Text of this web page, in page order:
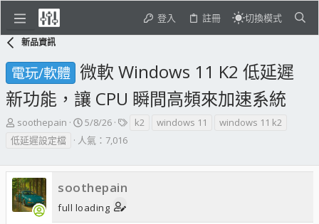
登入 註冊 切換模式
新品資訊
電玩/軟體 微軟 Windows 11 K2 低延遲
新功能，讓 CPU 瞬間高頻來加速系統
主
題
發
起
人
soothepain
開
始
日
期
5/8/26
標k2 windows 11
windows 11 k2
低延遲設定檔
人氣：7,016
soothepain
full loading